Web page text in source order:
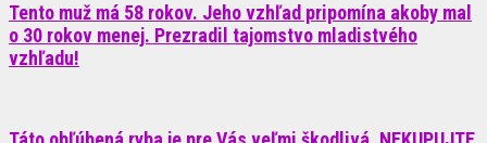
Tento muž má 58 rokov. Jeho vzhľad pripomína akoby mal
o 30 rokov menej. Prezradil tajomstvo mladistvého
vzhľadu!